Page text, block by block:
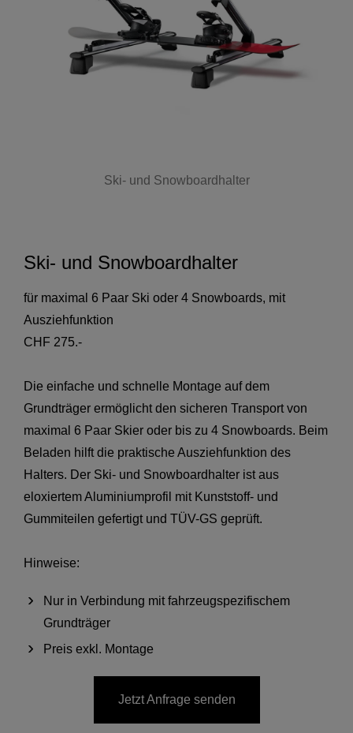
Ski- und Snowboardhalter
Ski- und Snowboardhalter
für maximal 6 Paar Ski oder 4 Snowboards, mit
Ausziehfunktion
CHF 275.-
Die einfache und schnelle Montage auf dem
Grundträger ermöglicht den sicheren Transport von
maximal 6 Paar Skier oder bis zu 4 Snowboards. Beim
Beladen hilft die praktische Ausziehfunktion des
Halters. Der Ski- und Snowboardhalter ist aus
eloxiertem Aluminiumprofil mit Kunststoff- und
Gummiteilen gefertigt und TÜV-GS geprüft.
Hinweise:
Nur in Verbindung mit fahrzeugspezifischem
Grundträger
Preis exkl. Montage
Jetzt Anfrage senden